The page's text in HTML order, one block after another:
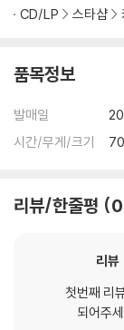
CD/LP
스타샵
품목정보
발매일
시간/무게/크기
리뷰/한줄평 0
리뷰
첫번째 리
되어주